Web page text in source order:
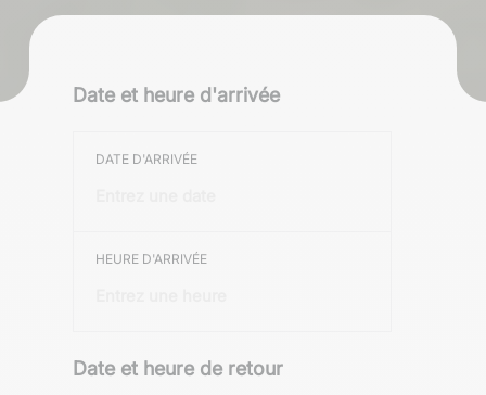
Date et heure d'arrivée
DATE D'ARRIVÉE
HEURE D'ARRIVÉE
Date et heure de retour